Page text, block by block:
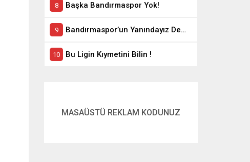
Başka Bandırmaspor Yok!
Bandırmaspor’un Yanındayız Demekle Olmuyor!
Bu Ligin Kıymetini Bilin !
MASAÜSTÜ REKLAM KODUNUZ